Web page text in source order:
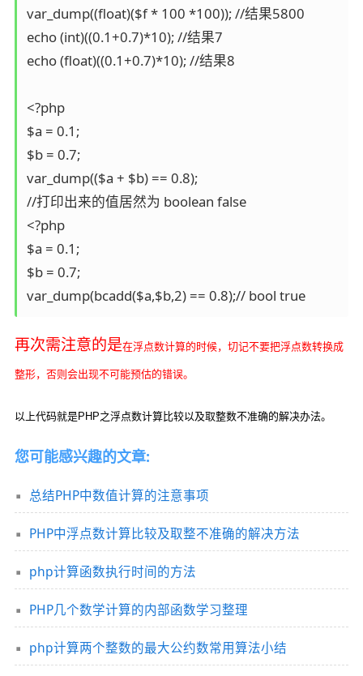
var_dump((float)($f * 100 *100)); //结果5800
echo (int)((0.1+0.7)*10); //结果7
echo (float)((0.1+0.7)*10); //结果8
<?php
$a = 0.1;
$b = 0.7;
var_dump(($a + $b) == 0.8);
//打印出来的值居然为 boolean false
<?php
$a = 0.1;
$b = 0.7;
再次需注意的是在浮点数计算的时候，切记不要把浮点数转换成
整形，否则会出现不可能预估的错误。
以上代码就是PHP之浮点数计算比较以及取整数不准确的解决办法。
您可能感兴趣的文章:
总结PHP中数值计算的注意事项
PHP中浮点数计算比较及取整不准确的解决方法
php计算函数执行时间的方法
PHP几个数学计算的内部函数学习整理
php计算两个整数的最大公约数常用算法小结